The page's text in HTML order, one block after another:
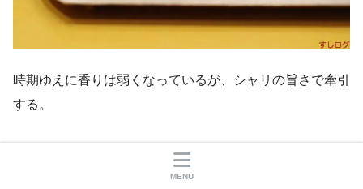
時期ゆえに香りは弱くなっているが、シャリの旨さで牽引
する。
MENU